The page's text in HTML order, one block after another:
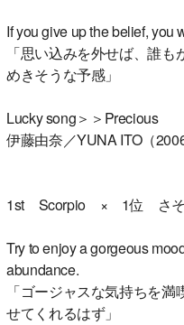
If you give up the belief, you
「思い込みを外せば、誰
めきそうな予感」
Lucky song＞＞Precious
伊藤由奈／YUNA ITO（
1st Scorpio × 1位 さそ
Try to enjoy a gorgeous
abundance.
「ゴージャスな気持ちを
せてくれるはず」